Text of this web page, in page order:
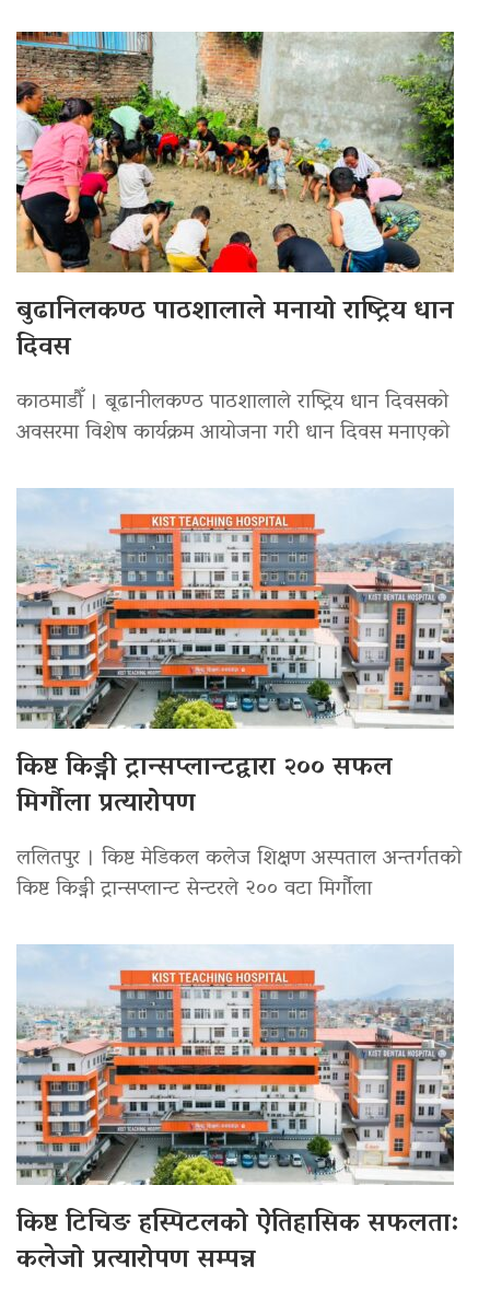
बुढानिलकण्ठ पाठशालाले मनायो राष्ट्रिय धान
दिवस
काठमाडौँ । बूढानीलकण्ठ पाठशालाले राष्ट्रिय धान दिवसको
अवसरमा विशेष कार्यक्रम आयोजना गरी धान दिवस मनाएको
किष्ट किड्नी ट्रान्सप्लान्टद्वारा २०० सफल
मिर्गौला प्रत्यारोपण
ललितपुर । किष्ट मेडिकल कलेज शिक्षण अस्पताल अन्तर्गतको
किष्ट किड्नी ट्रान्सप्लान्ट सेन्टरले २०० वटा मिर्गौला
किष्ट टिचिङ हस्पिटलको ऐतिहासिक सफलता:
कलेजो प्रत्यारोपण सम्पन्न